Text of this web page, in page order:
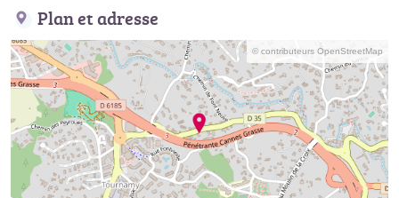
Plan et adresse
© contributeurs OpenStreetMap